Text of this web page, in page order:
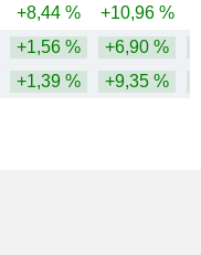
+8,44 %
+10,96 %
+1,56 % +6,90 %
+1,39 % +9,35 %